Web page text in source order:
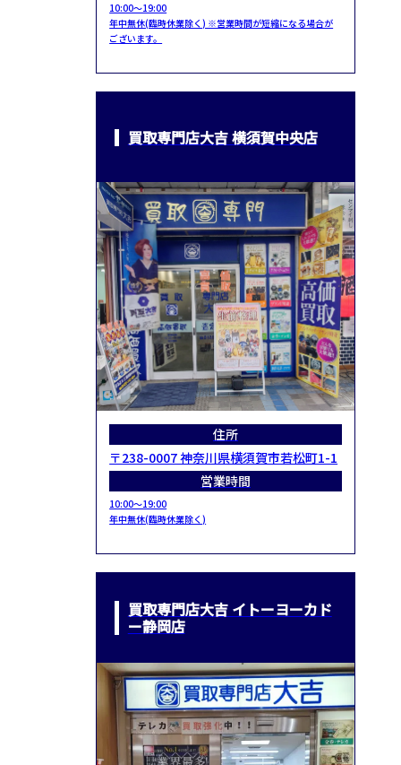
10:00～19:00
年中無休(臨時休業除く) ※営業時間が短縮になる場合が
ございます。
買取専門店大吉 横須賀中央店
住所
〒238-0007 神奈川県横須賀市若松町1-1
営業時間
10:00～19:00
年中無休(臨時休業除く)
買取専門店大吉 イトーヨーカド
ー静岡店